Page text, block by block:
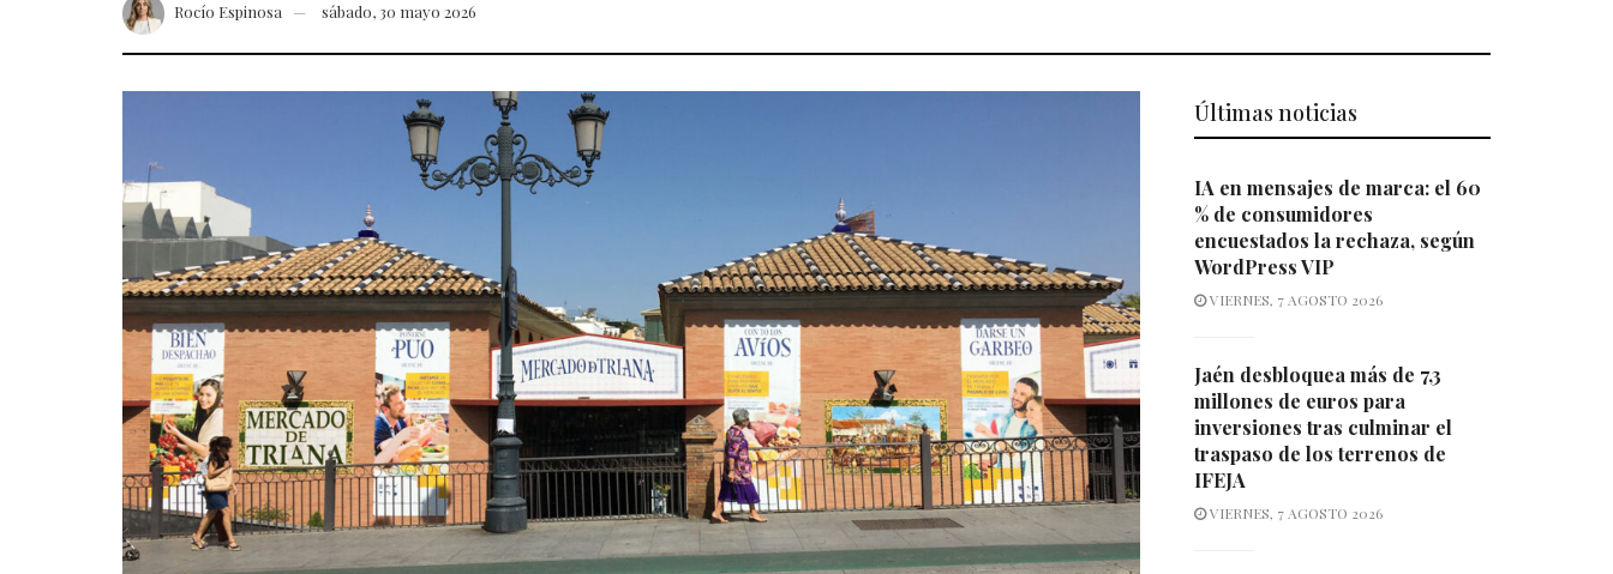
Rocío Espinosa sábado, 30 mayo 2026
Últimas noticias
IA en mensajes de marca: el 60
% de consumidores
encuestados la rechaza, según
WordPress VIP
VIERNES, 7 AGOSTO 2026
Jaén desbloquea más de 7,3
millones de euros para
inversiones tras culminar el
traspaso de los terrenos de
IFEJA
VIERNES, 7 AGOSTO 2026